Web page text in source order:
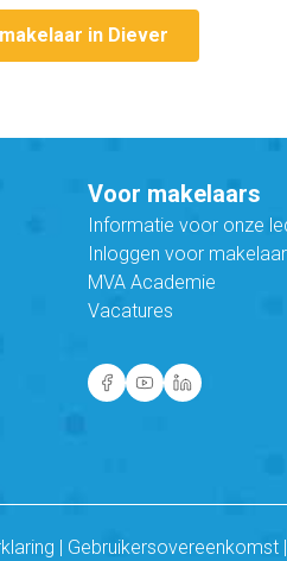
in Diever
Voor makelaars
Informatie voor onze
Inloggen voor
MVA Academie
Vacatures
Gebruikersovereenkomst